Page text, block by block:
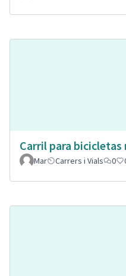
Carril para
Mar
Carrers i Vials 0